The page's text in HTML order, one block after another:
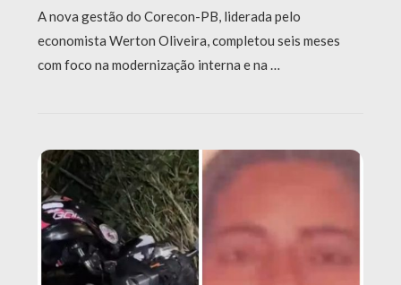
A nova gestão do Corecon-PB, liderada pelo
economista Werton Oliveira, completou seis meses
com foco na modernização interna e na …